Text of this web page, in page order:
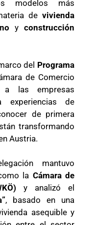
modelos más
de vivienda
y construcción
del Programa
de Comercio
las empresas
experiencias de
de primera
transformando
Austria.
mantuvo
la Cámara de
y analizó el
, basado en una
asequible y